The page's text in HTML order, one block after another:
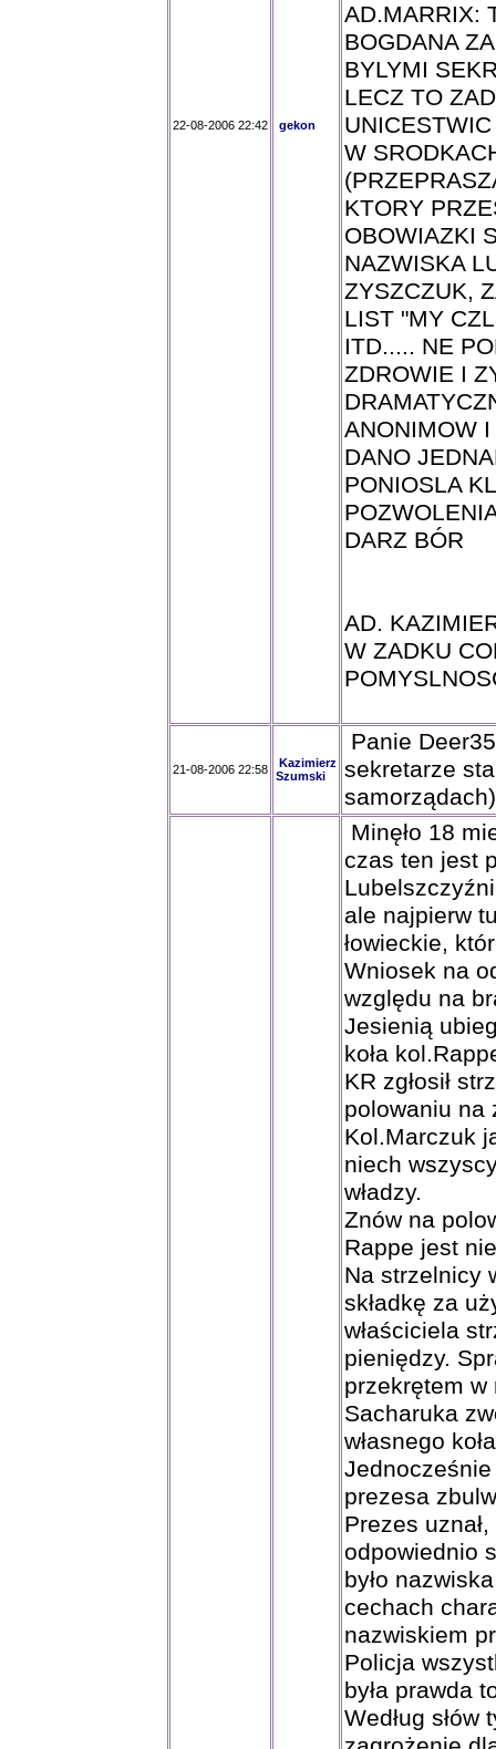
22-08-2006 22:42 gekon
AD.MARRIX:
BOGDANA
BYLYMI
LECZ TO
W
KTORY
OBOWIAZKI
NAZWISKA
ZYSZCZUK,
LIST "MY
ITD..... NE
ZDROWIE I
ANONIMOW
DANO
PONIOSLA
DARZ BÓR
AD.
W ZADKU
21-08-2006 22:58
Kazimierz
Szumski
Panie
sekretarze
Minęło 18
czas ten jest
ale najpierw
łowieckie,
Wniosek na
względu na
Jesienią
koła
KR zgłosił
polowaniu na
Kol.Marczuk
niech
władzy.
Znów na
Rappe jest
Na strzelnicy
składkę za
właściciela
pieniędzy.
przekrętem w
Sacharuka
własnego
Jednocześnie
prezesa
Prezes
odpowiednio
było
cechach
nazwiskiem
Policja
była prawda
Według